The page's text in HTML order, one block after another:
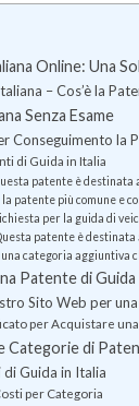
Online: Una
– Cos’è la
Senza Esame
Conseguimento la
di Guida in Italia
patente è destinata
patente più comune e
per la guida di
patente è destinata
categoria aggiuntiva
Patente di
Sito Web per
per Acquistare
Categorie di
Guida in Italia
per Categoria